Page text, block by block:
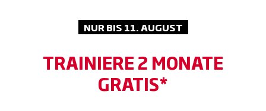
NUR BIS 11. AUGUST
TRAINIERE 2 MONATE
GRATIS*